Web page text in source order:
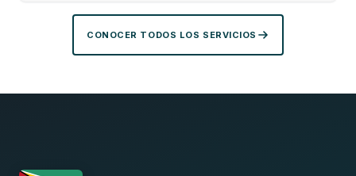
CONOCER TODOS LOS SERVICIOS